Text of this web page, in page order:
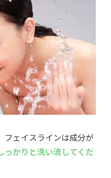
フェイスラインは成分が
っかりと洗い流してくだ